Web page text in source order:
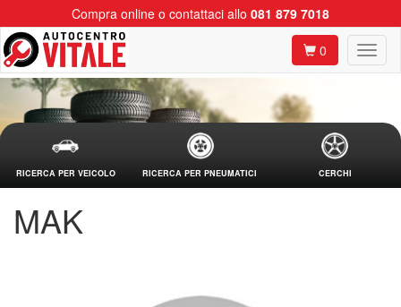
Compra online o contattaci allo 081 879 7018
0
RICERCA PER VEICOLO RICERCA PER PNEUMATICI CERCHI
MAK